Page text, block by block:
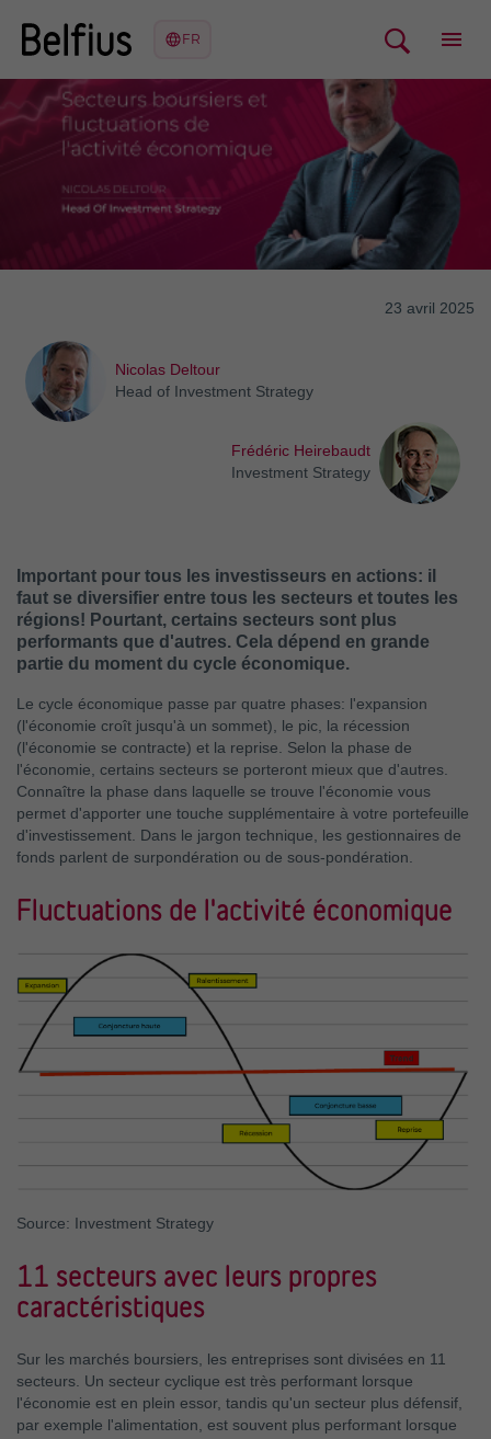
23 avril 2025
Nicolas Deltour
Head of Investment Strategy
Frédéric Heirebaudt
Investment Strategy
Important pour tous les investisseurs en actions: il
faut se diversifier entre tous les secteurs et toutes les
régions! Pourtant, certains secteurs sont plus
performants que d'autres. Cela dépend en grande
partie du moment du cycle économique.
Le cycle économique passe par quatre phases: l'expansion
(l'économie croît jusqu'à un sommet), le pic, la récession
(l'économie se contracte) et la reprise. Selon la phase de
l'économie, certains secteurs se porteront mieux que d'autres.
Connaître la phase dans laquelle se trouve l'économie vous
permet d'apporter une touche supplémentaire à votre portefeuille
d'investissement. Dans le jargon technique, les gestionnaires de
fonds parlent de surpondération ou de sous-pondération.
Fluctuations de l'activité économique
Source: Investment Strategy
11 secteurs avec leurs propres
caractéristiques
Sur les marchés boursiers, les entreprises sont divisées en 11
secteurs. Un secteur cyclique est très performant lorsque
l'économie est en plein essor, tandis qu'un secteur plus défensif,
par exemple l'alimentation, est souvent plus performant lorsque